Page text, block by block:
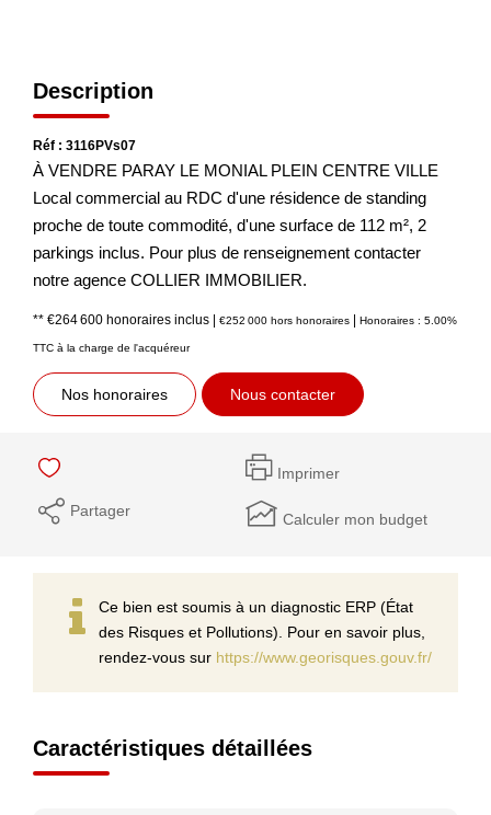
Description
Réf : 3116PVs07
À VENDRE PARAY LE MONIAL PLEIN CENTRE VILLE
Local commercial au RDC d'une résidence de standing
proche de toute commodité, d'une surface de 112 m², 2
parkings inclus. Pour plus de renseignement contacter
notre agence COLLIER IMMOBILIER.
** €264 600 honoraires inclus | €252 000 hors honoraires | Honoraires : 5.00%
TTC à la charge de l'acquéreur
Nos honoraires Nous contacter
Imprimer
Partager Calculer mon budget
Ce bien est soumis à un diagnostic ERP (État
des Risques et Pollutions). Pour en savoir plus,
rendez-vous sur https://www.georisques.gouv.fr/
Caractéristiques détaillées